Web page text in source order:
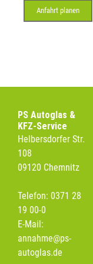
Anfahrt planen
PS Autoglas &
KFZ-Service
Helbersdorfer Str.
108
09120 Chemnitz
Telefon: 0371 28
19 00-0
E-Mail:
annahme@ps-
autoglas.de